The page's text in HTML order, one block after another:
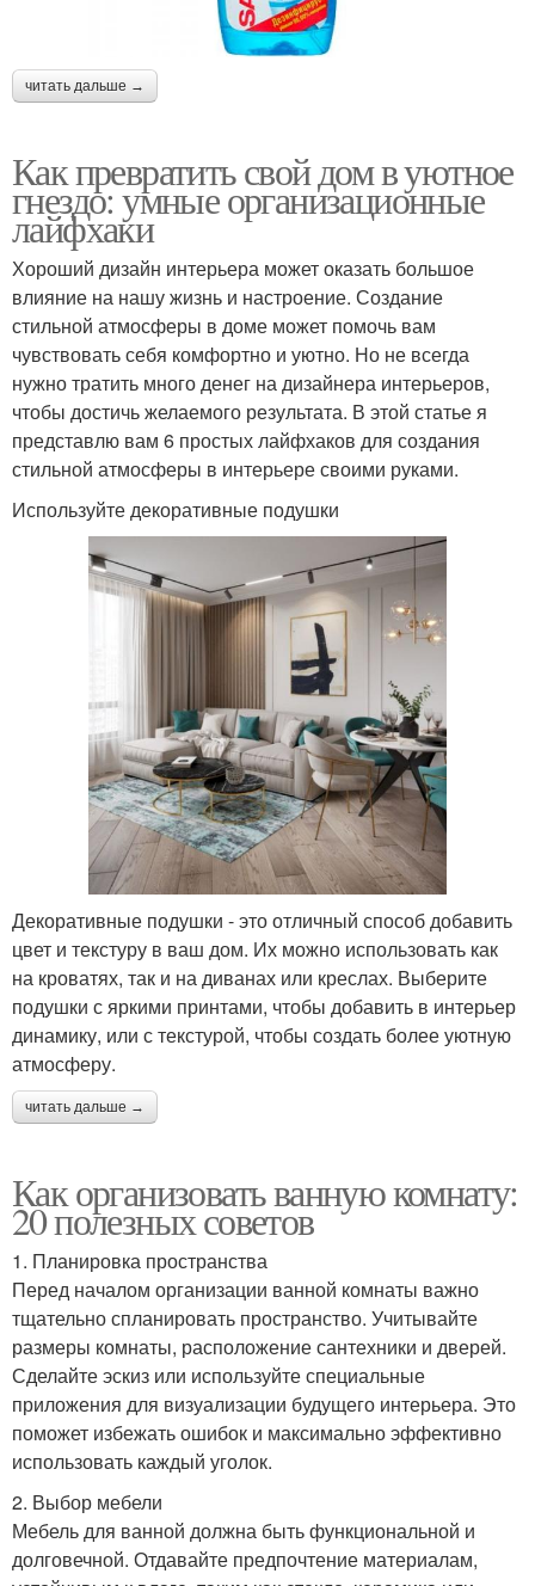
читать дальше →
Как превратить свой дом в уютное
гнездо: умные организационные
лайфхаки
Хороший дизайн интерьера может оказать большое
влияние на нашу жизнь и настроение. Создание
стильной атмосферы в доме может помочь вам
чувствовать себя комфортно и уютно. Но не всегда
нужно тратить много денег на дизайнера интерьеров,
чтобы достичь желаемого результата. В этой статье я
представлю вам 6 простых лайфхаков для создания
стильной атмосферы в интерьере своими руками.
Используйте декоративные подушки
Декоративные подушки - это отличный способ добавить
цвет и текстуру в ваш дом. Их можно использовать как
на кроватях, так и на диванах или креслах. Выберите
подушки с яркими принтами, чтобы добавить в интерьер
динамику, или с текстурой, чтобы создать более уютную
атмосферу.
читать дальше →
Как организовать ванную комнату:
20 полезных советов
1. Планировка пространства
Перед началом организации ванной комнаты важно
тщательно спланировать пространство. Учитывайте
размеры комнаты, расположение сантехники и дверей.
Сделайте эскиз или используйте специальные
приложения для визуализации будущего интерьера. Это
поможет избежать ошибок и максимально эффективно
использовать каждый уголок.
2. Выбор мебели
Мебель для ванной должна быть функциональной и
долговечной. Отдавайте предпочтение материалам,